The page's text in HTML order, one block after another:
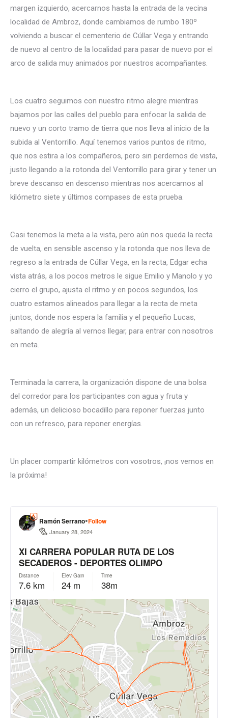
margen izquierdo, acercarnos hasta la entrada de la vecina
localidad de Ambroz, donde cambiamos de rumbo 180º
volviendo a buscar el cementerio de Cúllar Vega y entrando
de nuevo al centro de la localidad para pasar de nuevo por el
arco de salida muy animados por nuestros acompañantes.
Los cuatro seguimos con nuestro ritmo alegre mientras
bajamos por las calles del pueblo para enfocar la salida de
nuevo y un corto tramo de tierra que nos lleva al inicio de la
subida al Ventorrillo. Aquí tenemos varios puntos de ritmo,
que nos estira a los compañeros, pero sin perdernos de vista,
justo llegando a la rotonda del Ventorrillo para girar y tener un
breve descanso en descenso mientras nos acercamos al
kilómetro siete y últimos compases de esta prueba.
Casi tenemos la meta a la vista, pero aún nos queda la recta
de vuelta, en sensible ascenso y la rotonda que nos lleva de
regreso a la entrada de Cúllar Vega, en la recta, Edgar echa
vista atrás, a los pocos metros le sigue Emilio y Manolo y yo
cierro el grupo, ajusta el ritmo y en pocos segundos, los
cuatro estamos alineados para llegar a la recta de meta
juntos, donde nos espera la familia y el pequeño Lucas,
saltando de alegría al vernos llegar, para entrar con nosotros
en meta.
Terminada la carrera, la organización dispone de una bolsa
del corredor para los participantes con agua y fruta y
además, un delicioso bocadillo para reponer fuerzas junto
con un refresco, para reponer energías.
Un placer compartir kilómetros con vosotros, ¡nos vemos en
la próxima!